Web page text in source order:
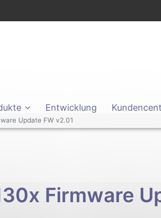
Entwicklung
Update FW v2.01
Firmware